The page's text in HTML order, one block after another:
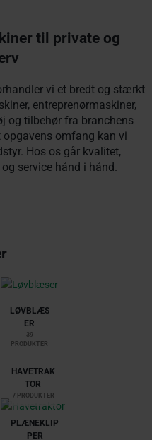
til private og
vi et bredt og stærkt
entreprenørmaskiner,
og tilbehør fra branchens
opgavens omfang kan vi
Hos os går kvalitet,
service hånd i hånd.
LØVBLÆS
ER
39
PRODUKTER
HAVETRAK
TOR
7 PRODUKTER
PLÆNEKLIP
PER